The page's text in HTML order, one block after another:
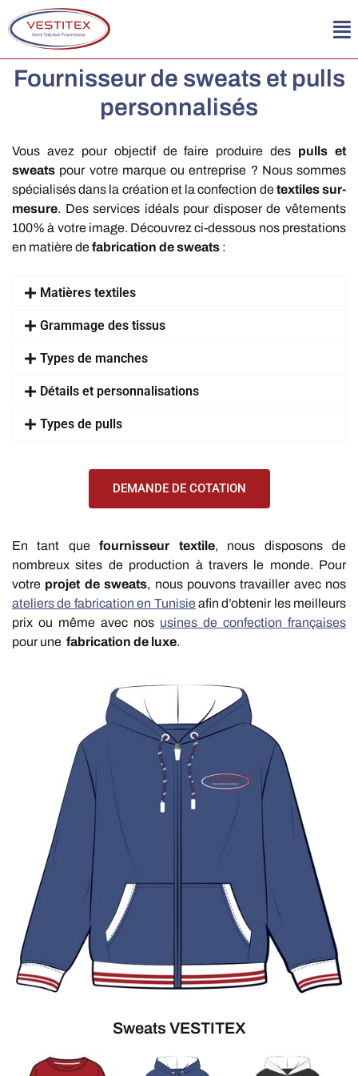
Fournisseur de sweats et pulls
personnalisés
Vous avez pour objectif de faire produire des pulls et
sweats pour votre marque ou entreprise ? Nous sommes
spécialisés dans la création et la confection detextiles sur-
mesure. Des services idéals pour disposer de vêtements
100% à votre image. Découvrez ci-dessous nos prestations
en matière defabrication de sweats :
Matières textiles
Grammage des tissus
Types de manches
Détails et personnalisations
Types de pulls
DEMANDE DE COTATION
En tant quefournisseur textile, nous disposons de
nombreux sites de production à travers le monde. Pour
votre projet de sweats, nous pouvons travailler avec nos
ateliers de fabrication en Tunisie afin d’obtenir les meilleurs
prix ou même avec nos usines de confection françaises
pour une fabrication de luxe.
Sweats VESTITEX